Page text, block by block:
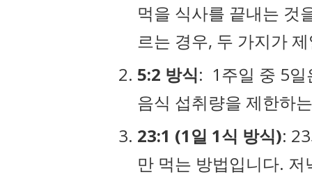
먹을 식사를 끝내는 것
르는 경우, 두 가지가
5:2 방식: 1주일 중 5일
음식 섭취량을 제한하
23:1 (1일 1식 방식):
만 먹는 방법입니다.